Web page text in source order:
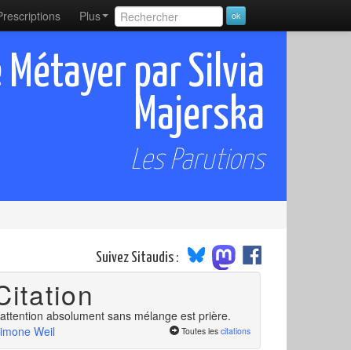
Plus
par Silvia
Majerska
Les Parutions
Suivez Sitaudis :
absolument sans mélange est prière.
Weil
Toutes les citations